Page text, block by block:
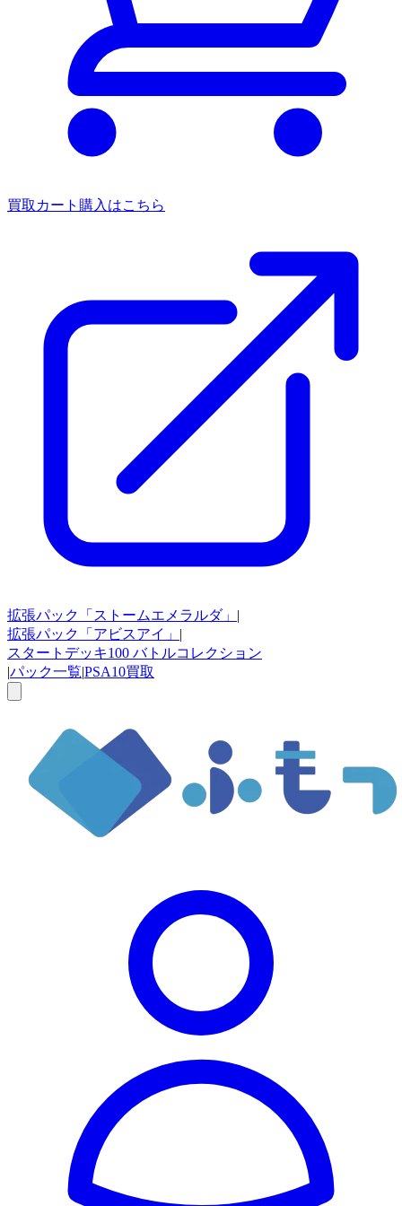
買取カート 購入はこちら
拡張パック 「ストームエメラルダ」 |
拡張パック
「アビスアイ」 |
スタートデッキ100 バトルコレクション
|パック一覧|PSA10買取